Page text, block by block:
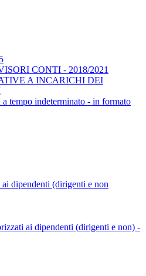
CONTI - 2018/2021
A INCARICHI DEI
a tempo indeterminato - in formato
dipendenti (dirigenti e non
ai dipendenti (dirigenti e non) -